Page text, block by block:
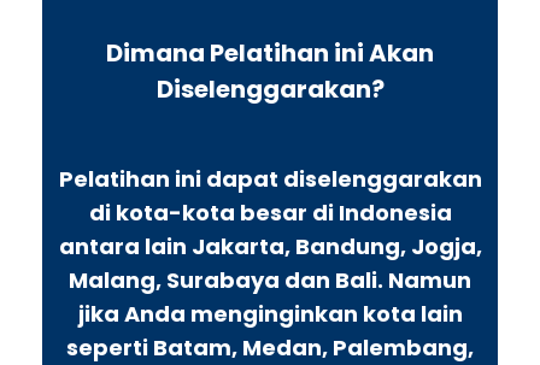
Dimana Pelatihan ini Akan
Diselenggarakan?
Pelatihan ini dapat diselenggarakan
di kota-kota besar di Indonesia
antara lain Jakarta, Bandung, Jogja,
Malang, Surabaya dan Bali. Namun
jika Anda menginginkan kota lain
seperti Batam, Medan, Palembang,